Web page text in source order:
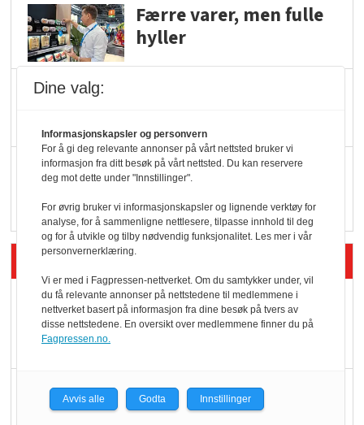
Færre varer, men fulle
hyller
Q passerte 1 milliard i
Siste artikler - Økologisk
Kolonihagens norske
yoghurt: Trues av
Marit Kolby vant
Økologisk Norge sin
Dine valg:
Informasjonskapsler og personvern
For å gi deg relevante annonser på vårt nettsted bruker vi
informasjon fra ditt besøk på vårt nettsted. Du kan reservere
deg mot dette under "Innstillinger".
For øvrig bruker vi informasjonskapsler og lignende verktøy for
analyse, for å sammenligne nettlesere, tilpasse innhold til deg
og for å utvikle og tilby nødvendig funksjonalitet. Les mer i vår
personvernerklæring.
Vi er med i Fagpressen-nettverket. Om du samtykker under, vil
du få relevante annonser på nettstedene til medlemmene i
nettverket basert på informasjon fra dine besøk på tvers av
disse nettstedene. En oversikt over medlemmene finner du på
Fagpressen.no.
Avvis alle Godta Innstillinger